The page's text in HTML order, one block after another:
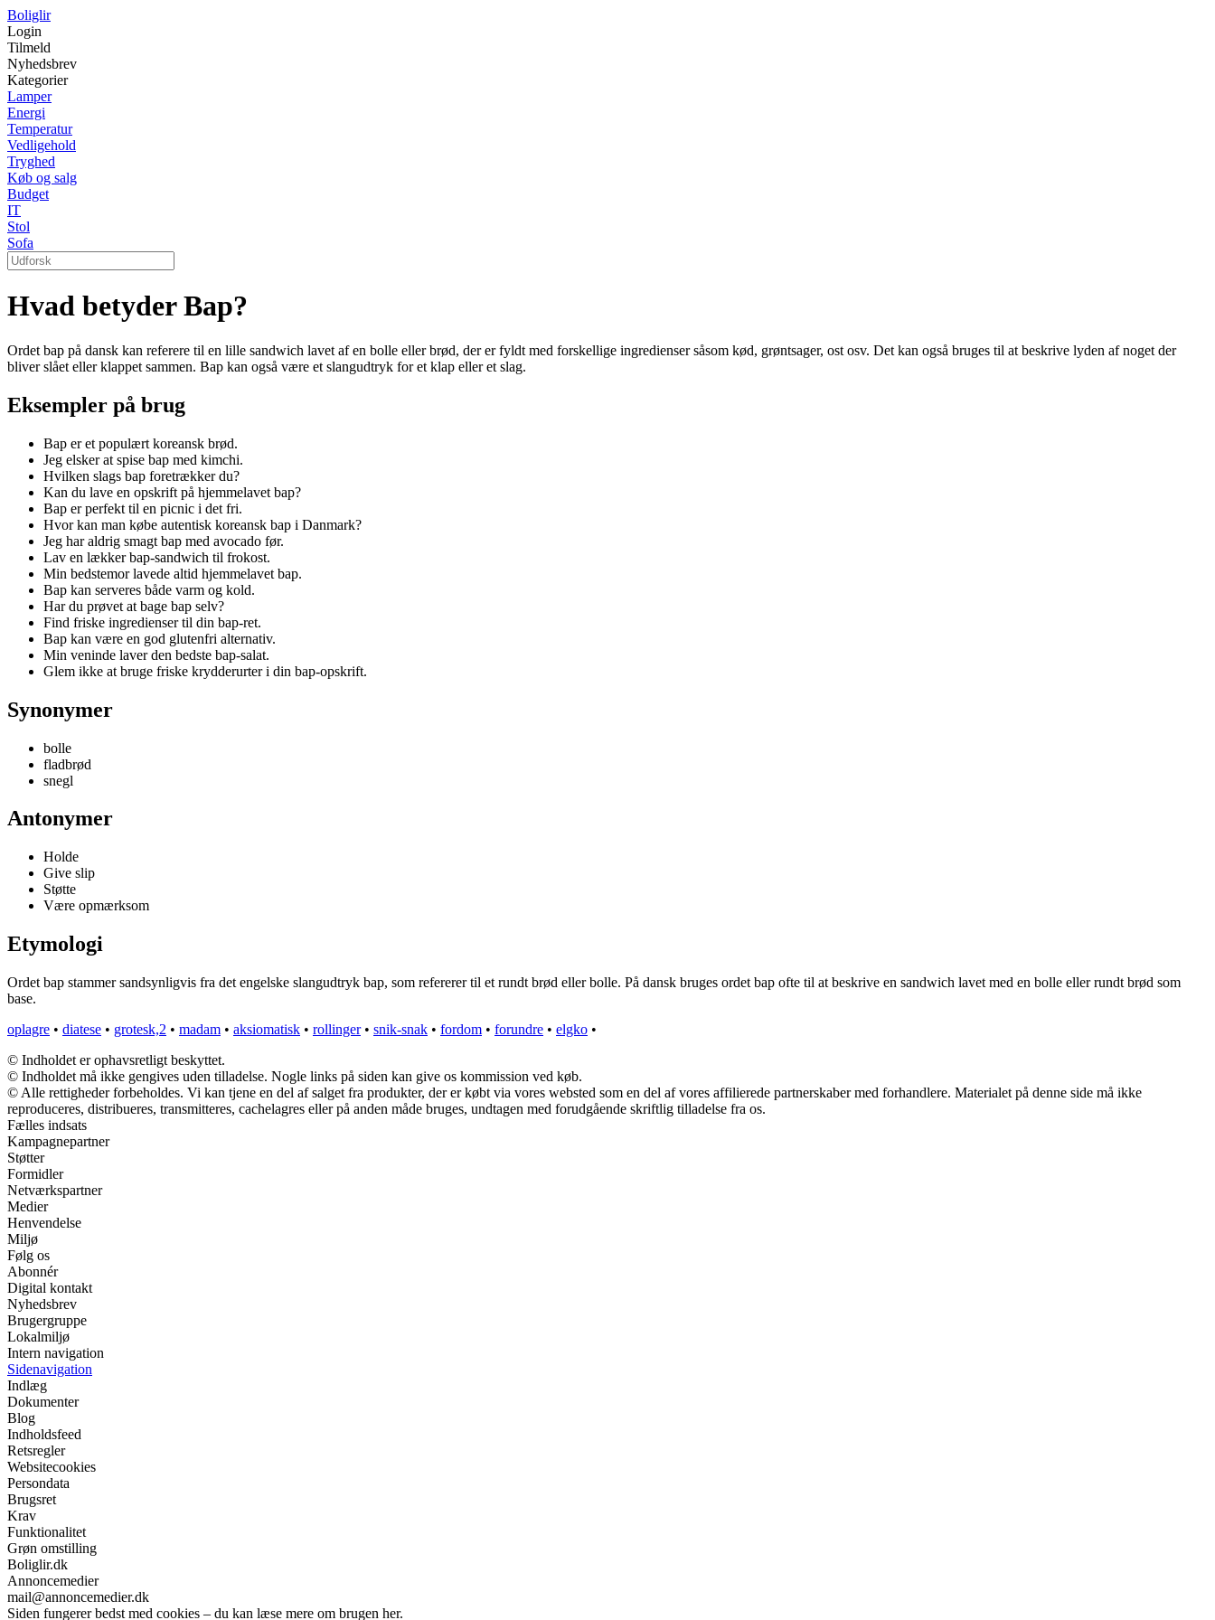
Boliglir
Login
Tilmeld
Nyhedsbrev
Kategorier
Lamper
Energi
Temperatur
Vedligehold
Tryghed
Køb og salg
Budget
IT
Stol
Sofa
Hvad betyder Bap?
Ordet bap på dansk kan referere til en lille sandwich lavet af en bolle eller brød, der er fyldt med forskellige ingredienser såsom kød, grøntsager, ost osv. Det kan også bruges til at beskrive lyden af noget der
bliver slået eller klappet sammen. Bap kan også være et slangudtryk for et klap eller et slag.
Eksempler på brug
Bap er et populært koreansk brød.
Jeg elsker at spise bap med kimchi.
Hvilken slags bap foretrækker du?
Kan du lave en opskrift på hjemmelavet bap?
Bap er perfekt til en picnic i det fri.
Hvor kan man købe autentisk koreansk bap i Danmark?
Jeg har aldrig smagt bap med avocado før.
Lav en lækker bap-sandwich til frokost.
Min bedstemor lavede altid hjemmelavet bap.
Bap kan serveres både varm og kold.
Har du prøvet at bage bap selv?
Find friske ingredienser til din bap-ret.
Bap kan være en god glutenfri alternativ.
Min veninde laver den bedste bap-salat.
Glem ikke at bruge friske krydderurter i din bap-opskrift.
Synonymer
bolle
fladbrød
snegl
Antonymer
Holde
Give slip
Støtte
Være opmærksom
Etymologi
Ordet bap stammer sandsynligvis fra det engelske slangudtryk bap, som refererer til et rundt brød eller bolle. På dansk bruges ordet bap ofte til at beskrive en sandwich lavet med en bolle eller rundt brød som
base.
oplagre • diatese • grotesk,2 • madam • aksiomatisk • rollinger• snik-snak • fordom • forundre • elgko •
© Indholdet er ophavsretligt beskyttet.
© Indholdet må ikke gengives uden tilladelse. Nogle links på siden kan give os kommission ved køb.
© Alle rettigheder forbeholdes. Vi kan tjene en del af salget fra produkter, der er købt via vores websted som en del af vores affilierede partnerskaber med forhandlere. Materialet på denne side må ikke
reproduceres, distribueres, transmitteres, cachelagres eller på anden måde bruges, undtagen med forudgående skriftlig tilladelse fra os.
Fælles indsats
Kampagnepartner
Støtter
Formidler
Netværkspartner
Medier
Henvendelse
Miljø
Følg os
Abonnér
Digital kontakt
Nyhedsbrev
Brugergruppe
Lokalmiljø
Intern navigation
Sidenavigation
Indlæg
Dokumenter
Blog
Indholdsfeed
Retsregler
Websitecookies
Persondata
Brugsret
Krav
Funktionalitet
Grøn omstilling
Boliglir.dk
Annoncemedier
mail@annoncemedier.dk
Siden fungerer bedst med cookies – du kan læse mere om brugen her.